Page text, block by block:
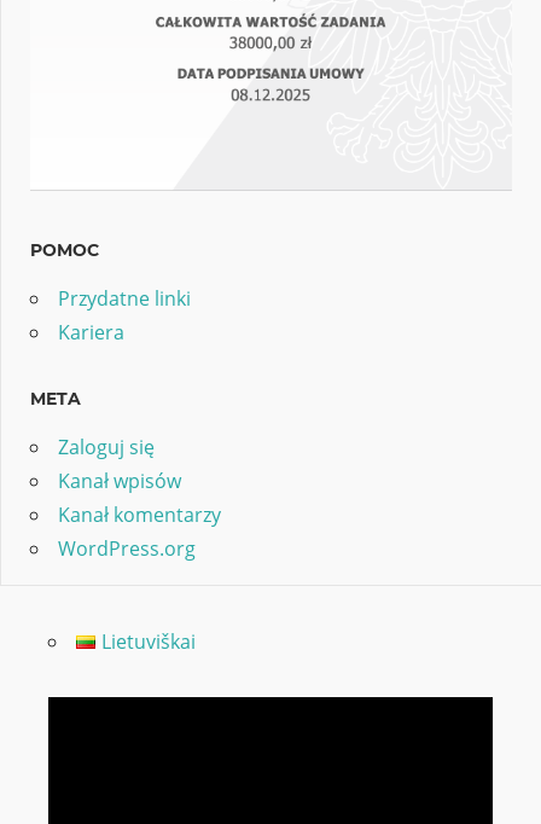
POMOC
Przydatne linki
Kariera
META
Zaloguj się
Kanał wpisów
Kanał komentarzy
WordPress.org
Lietuviškai